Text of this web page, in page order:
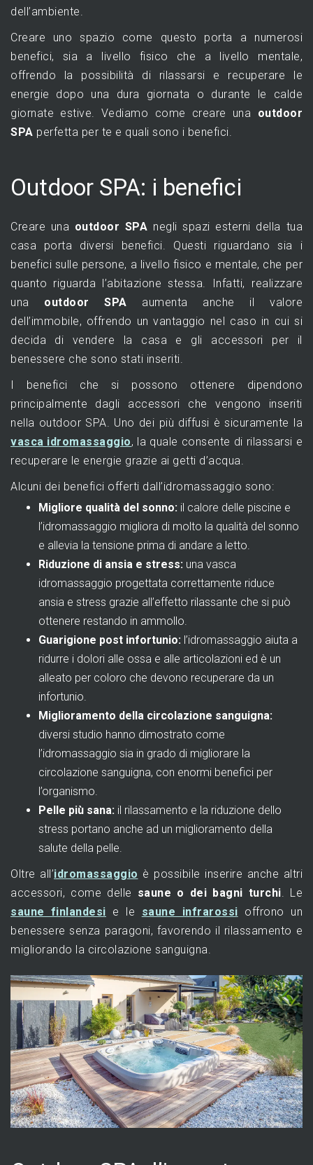
dell’ambiente.
Creare uno spazio come questo porta a numerosi
benefici, sia a livello fisico che a livello mentale,
offrendo la possibilità di rilassarsi e recuperare le
energie dopo una dura giornata o durante le calde
giornate estive. Vediamo come creare una outdoor
SPA perfetta per te e quali sono i benefici.
Outdoor SPA: i benefici
Creare una outdoor SPA negli spazi esterni della tua
casa porta diversi benefici. Questi riguardano sia i
benefici sulle persone, a livello fisico e mentale, che per
quanto riguarda l’abitazione stessa. Infatti, realizzare
una outdoor SPA aumenta anche il valore
dell’immobile, offrendo un vantaggio nel caso in cui si
decida di vendere la casa e gli accessori per il
benessere che sono stati inseriti.
I benefici che si possono ottenere dipendono
principalmente dagli accessori che vengono inseriti
nella outdoor SPA. Uno dei più diffusi è sicuramente la
vasca idromassaggio, la quale consente di rilassarsi e
recuperare le energie grazie ai getti d’acqua.
Alcuni dei benefici offerti dall’idromassaggio sono:
Migliore qualità del sonno: il calore delle piscine e
l’idromassaggio migliora di molto la qualità del sonno
e allevia la tensione prima di andare a letto.
Riduzione di ansia e stress: una vasca
idromassaggio progettata correttamente riduce
ansia e stress grazie all’effetto rilassante che si può
ottenere restando in ammollo.
Guarigione post infortunio: l’idromassaggio aiuta a
ridurre i dolori alle ossa e alle articolazioni ed è un
alleato per coloro che devono recuperare da un
infortunio.
Miglioramento della circolazione sanguigna:
diversi studio hanno dimostrato come
l’idromassaggio sia in grado di migliorare la
circolazione sanguigna, con enormi benefici per
l’organismo.
Pelle più sana: il rilassamento e la riduzione dello
stress portano anche ad un miglioramento della
salute della pelle.
Oltre all’idromassaggio è possibile inserire anche altri
accessori, come delle saune o dei bagni turchi . Le
saune finlandesi e le saune infrarossi offrono un
benessere senza paragoni, favorendo il rilassamento e
migliorando la circolazione sanguigna.